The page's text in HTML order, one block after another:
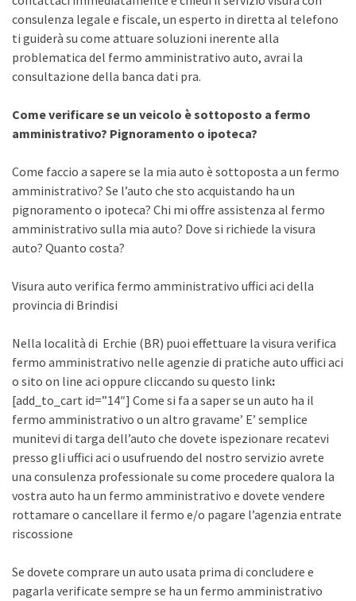
consulenza legale e fiscale, un esperto in diretta al telefono
ti guiderà su come attuare soluzioni inerente alla
problematica del fermo amministrativo auto, avrai la
consultazione della banca dati pra.
Come verificare se un veicolo è sottoposto a fermo
amministrativo? Pignoramento o ipoteca?
Come faccio a sapere se la mia auto è sottoposta a un fermo
amministrativo? Se l’auto che sto acquistando ha un
pignoramento o ipoteca? Chi mi offre assistenza al fermo
amministrativo sulla mia auto? Dove si richiede la visura
auto? Quanto costa?
Visura auto verifica fermo amministrativo uffici aci della
provincia di Brindisi
Nella località di Erchie (BR) puoi effettuare la visura verifica
fermo amministrativo nelle agenzie di pratiche auto uffici aci
o sito on line aci oppure cliccando su questo link:
[add_to_cart id=”14″] Come si fa a saper se un auto ha il
fermo amministrativo o un altro gravame’ E’ semplice
munitevi di targa dell’auto che dovete ispezionare recatevi
presso gli uffici aci o usufruendo del nostro servizio avrete
una consulenza professionale su come procedere qualora la
vostra auto ha un fermo amministrativo e dovete vendere
rottamare o cancellare il fermo e/o pagare l’agenzia entrate
riscossione
Se dovete comprare un auto usata prima di concludere e
pagarla verificate sempre se ha un fermo amministrativo